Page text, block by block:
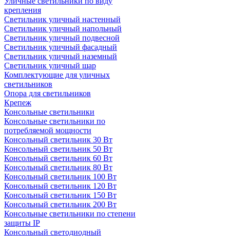
крепления
Светильник уличный настенный
Светильник уличный напольный
Светильник уличный подвесной
Светильник уличный фасадный
Светильник уличный наземный
Cветильник уличный шар
Комплектующие для уличных
светильников
Опора для светильников
Крепеж
Консольные светильники
Консольные светильники по
потребляемой мощности
Консольный светильник 30 Вт
Консольный светильник 50 Вт
Консольный светильник 60 Вт
Консольный светильник 80 Вт
Консольный светильник 100 Вт
Консольный светильник 120 Вт
Консольный светильник 150 Вт
Консольный светильник 200 Вт
Консольные светильники по степени
защиты IP
Консольный светодиодный